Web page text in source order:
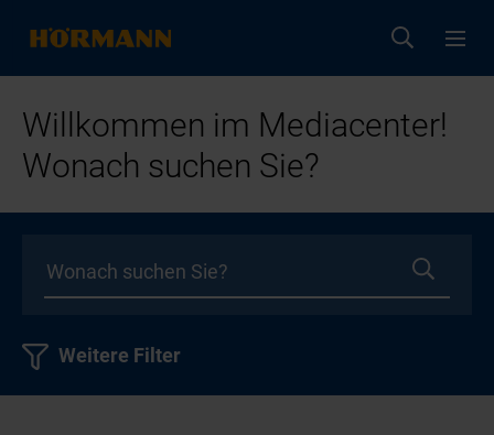
Willkommen im Mediacenter!
Wonach suchen Sie?
Weitere Filter